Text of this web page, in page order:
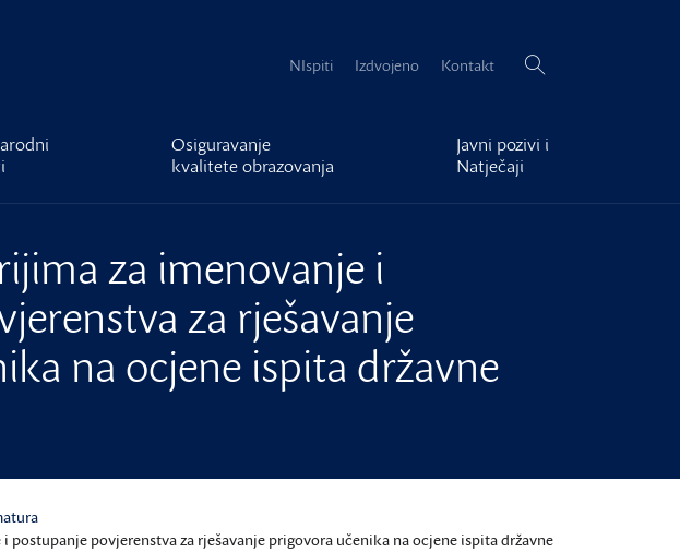
NIspiti Izdvojeno Kontakt Pretraži:
Osiguravanje
kvalitete obrazovanja
Javni pozivi i
Natječaji
za imenovanje i
za rješavanje
na ocjene ispita državne
povjerenstva za rješavanje prigovora učenika na ocjene ispita državne